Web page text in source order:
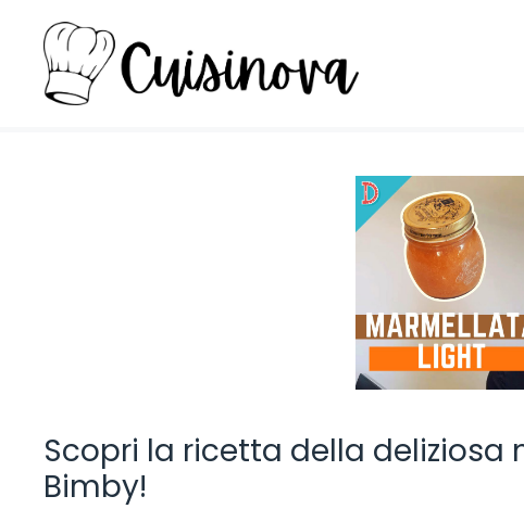
contenuto
Scopri la ricetta della deliziosa
Bimby!